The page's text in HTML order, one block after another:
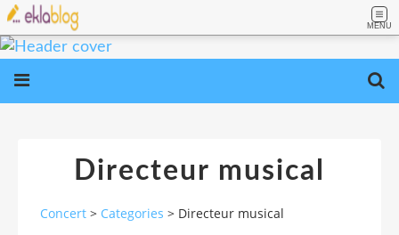
MENU
Directeur musical
Concert > Categories > Directeur musical